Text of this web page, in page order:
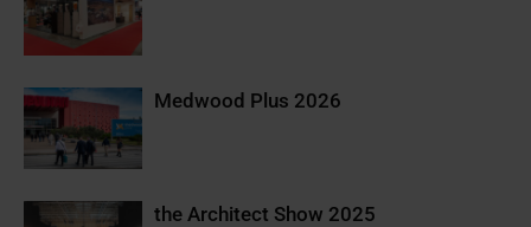
Medwood Plus 2026
the Architect Show 2025